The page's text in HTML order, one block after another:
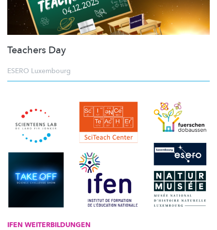
Teachers Day
ESERO Luxembourg
IFEN WEITERBILDUNGEN